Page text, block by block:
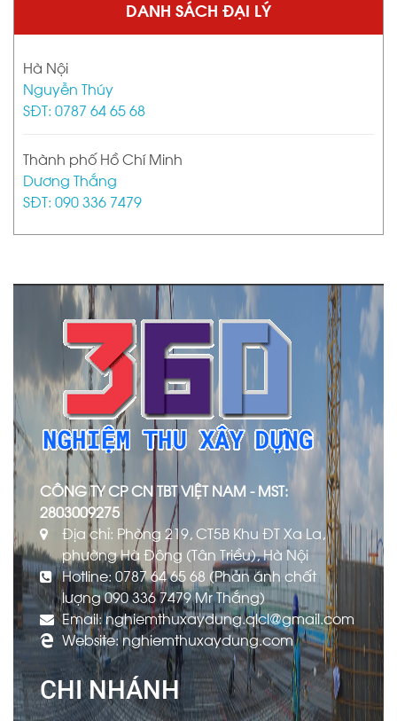
DANH SÁCH ĐẠI LÝ
Hà Nội
Nguyễn Thúy
SĐT: 0787 64 65 68
Thành phố Hồ Chí Minh
Dương Thắng
SĐT: 090 336 7479
CÔNG TY CP CN TBT VIỆT NAM - MST:
2803009275
Địa chỉ: Phòng 219, CT5B Khu ĐT Xa La,
phường Hà Đông (Tân Triều), Hà Nội
Hotline: 0787 64 65 68 (Phản ánh chất
lượng 090 336 7479 Mr Thắng)
Email: nghiemthuxaydung.qlcl@gmail.com
Website: nghiemthuxaydung.com
CHI NHÁNH